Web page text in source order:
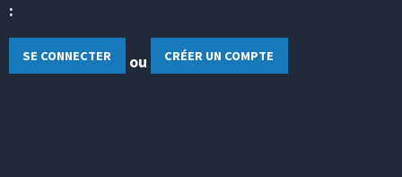
:
SE CONNECTER ou CRÉER UN COMPTE